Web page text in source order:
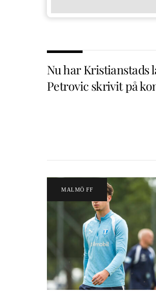
Nu har Kristianstads
Petrovic skrivit på
MALMÖ FF